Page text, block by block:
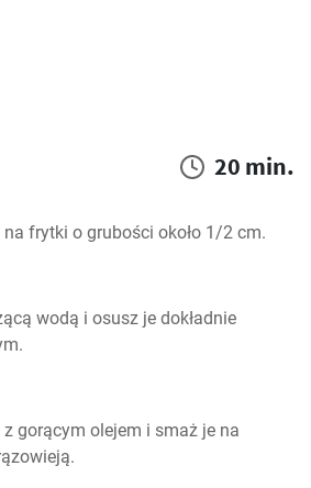
20 min.
frytki o grubości około 1/2 cm.
wodą i osusz je dokładnie
gorącym olejem i smaż je na